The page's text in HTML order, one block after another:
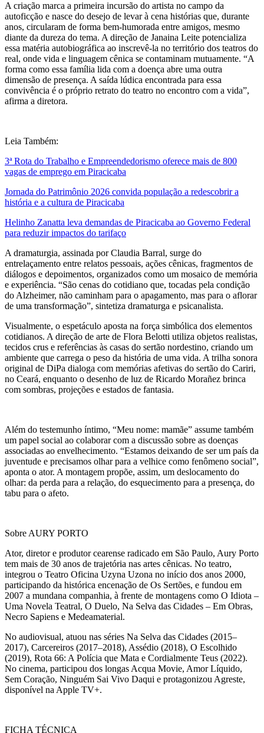
A criação marca a primeira incursão do artista no campo da
autoficção e nasce do desejo de levar à cena histórias que, durante
anos, circularam de forma bem-humorada entre amigos, mesmo
diante da dureza do tema. A direção de Janaina Leite potencializa
essa matéria autobiográfica ao inscrevê-la no território dos teatros do
real, onde vida e linguagem cênica se contaminam mutuamente. “A
forma como essa família lida com a doença abre uma outra
dimensão de presença. A saída lúdica encontrada para essa
convivência é o próprio retrato do teatro no encontro com a vida”,
afirma a diretora.
Leia Também:
3ª Rota do Trabalho e Empreendedorismo oferece mais de 800
vagas de emprego em Piracicaba
Jornada do Patrimônio 2026 convida população a redescobrir a
história e a cultura de Piracicaba
Helinho Zanatta leva demandas de Piracicaba ao Governo Federal
para reduzir impactos do tarifaço
A dramaturgia, assinada por Claudia Barral, surge do
entrelaçamento entre relatos pessoais, ações cênicas, fragmentos de
diálogos e depoimentos, organizados como um mosaico de memória
e experiência. “São cenas do cotidiano que, tocadas pela condição
do Alzheimer, não caminham para o apagamento, mas para o aflorar
de uma transformação”, sintetiza dramaturga e psicanalista.
Visualmente, o espetáculo aposta na força simbólica dos elementos
cotidianos. A direção de arte de Flora Belotti utiliza objetos realistas,
tecidos crus e referências às casas do sertão nordestino, criando um
ambiente que carrega o peso da história de uma vida. A trilha sonora
original de DiPa dialoga com memórias afetivas do sertão do Cariri,
no Ceará, enquanto o desenho de luz de Ricardo Morañez brinca
com sombras, projeções e estados de fantasia.
Além do testemunho íntimo, “Meu nome: mamãe” assume também
um papel social ao colaborar com a discussão sobre as doenças
associadas ao envelhecimento. “Estamos deixando de ser um país da
juventude e precisamos olhar para a velhice como fenômeno social”,
aponta o ator. A montagem propõe, assim, um deslocamento do
olhar: da perda para a relação, do esquecimento para a presença, do
tabu para o afeto.
Sobre AURY PORTO
Ator, diretor e produtor cearense radicado em São Paulo, Aury Porto
tem mais de 30 anos de trajetória nas artes cênicas. No teatro,
integrou o Teatro Oficina Uzyna Uzona no início dos anos 2000,
participando da histórica encenação de Os Sertões, e fundou em
2007 a mundana companhia, à frente de montagens como O Idiota –
Uma Novela Teatral, O Duelo, Na Selva das Cidades – Em Obras,
Necro Sapiens e Medeamaterial.
No audiovisual, atuou nas séries Na Selva das Cidades (2015–
2017), Carcereiros (2017–2018), Assédio (2018), O Escolhido
(2019), Rota 66: A Polícia que Mata e Cordialmente Teus (2022).
No cinema, participou dos longas Acqua Movie, Amor Líquido,
Sem Coração, Ninguém Sai Vivo Daqui e protagonizou Agreste,
disponível na Apple TV+.
FICHA TÉCNICA